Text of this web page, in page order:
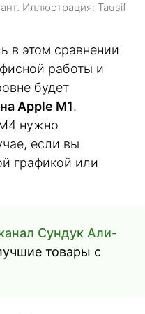
Иллюстрация: Tausif
в этом сравнении
работы и
будет
Apple M1.
нужно
если вы
графикой или
Сундук Али-
товары с